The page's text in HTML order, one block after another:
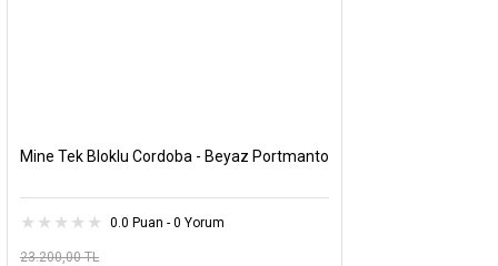
Mine Tek Bloklu Cordoba - Beyaz Portmanto
0.0 Puan - 0 Yorum
23.200,00 TL